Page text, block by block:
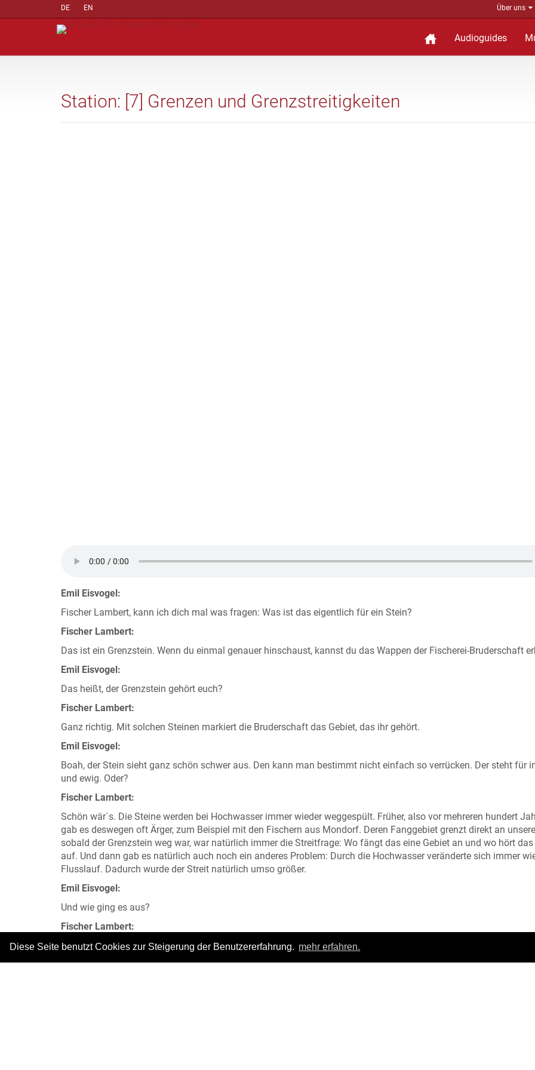
Diese Seite benutzt Cookies zur Steigerung der Benutzererfahrung. mehr erfahren.
DE EN Über uns
Audioguides
Station: [7] Grenzen und Grenzstreitigkeiten
Emil Eisvogel:
Fischer Lambert, kann ich dich mal was fragen: Was ist das eigentlich für ein Stein?
Fischer Lambert:
Das ist ein Grenzstein. Wenn du einmal genauer hinschaust, kannst du das Wappen der Fischerei-Bruderschaft
Emil Eisvogel:
Das heißt, der Grenzstein gehört euch?
Fischer Lambert:
Ganz richtig. Mit solchen Steinen markiert die Bruderschaft das Gebiet, das ihr gehört.
Emil Eisvogel:
Boah, der Stein sieht ganz schön schwer aus. Den kann man bestimmt nicht einfach so verrücken. Der steht für
und ewig. Oder?
Fischer Lambert:
Schön wär`s. Die Steine werden bei Hochwasser immer wieder weggespült. Früher, also vor mehreren hundert
gab es deswegen oft Ärger, zum Beispiel mit den Fischern aus Mondorf. Deren Fanggebiet grenzt direkt an
sobald der Grenzstein weg war, war natürlich immer die Streitfrage: Wo fängt das eine Gebiet an und wo hört das
auf. Und dann gab es natürlich auch noch ein anderes Problem: Durch die Hochwasser veränderte sich immer
Flusslauf. Dadurch wurde der Streit natürlich umso größer.
Emil Eisvogel:
Und wie ging es aus?
Fischer Lambert:
Hm … das ist eigentlich keine so schöne Geschichte. Früher war der Streit nämlich richtig heftig. Es gab